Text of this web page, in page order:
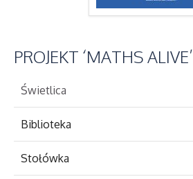
PROJEKT ‘MATHS ALIVE’
Świetlica
Biblioteka
Stołówka